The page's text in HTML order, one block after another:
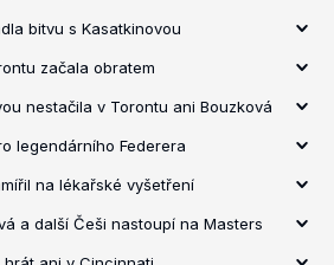
bitvu s Kasatkinovou
začala obratem
nestačila v Torontu ani Bouzková
legendárního Federera
na lékařské vyšetření
a další Češi nastoupí na Masters